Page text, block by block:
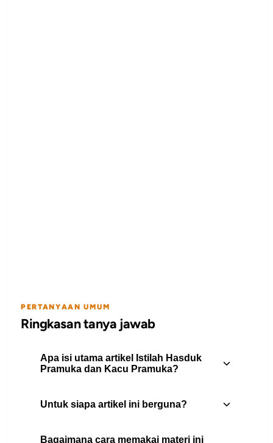
PERTANYAAN UMUM
Ringkasan tanya jawab
Apa isi utama artikel Istilah Hasduk
Pramuka dan Kacu Pramuka?
Untuk siapa artikel ini berguna?
Bagaimana cara memakai materi ini